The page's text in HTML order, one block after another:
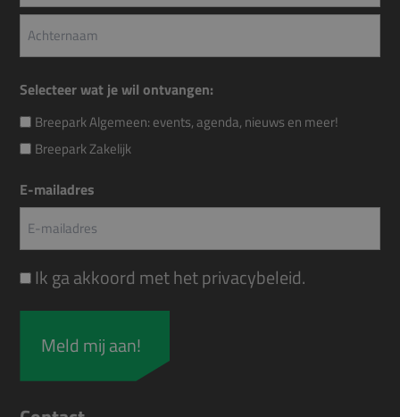
Voornaam
Selecteer wat je wil ontvangen:
Breepark Algemeen: events, agenda, nieuws en meer!
Breepark Zakelijk
E-mailadres
Instemming
Ik ga akkoord met hetprivacybeleid.